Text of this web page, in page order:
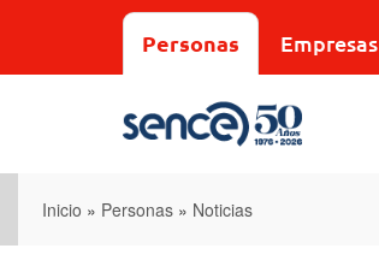
Personas Empresas
Inicio » Personas » Noticias